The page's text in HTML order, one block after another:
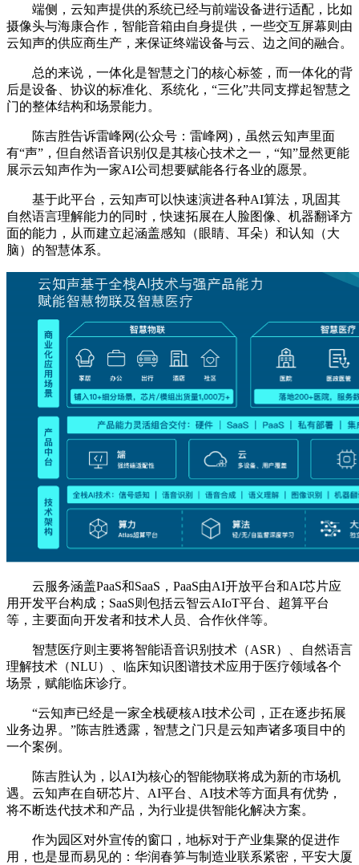
端侧，云知声提供的系统已经与前端设备进行适配，比如
摄像头与海康合作，智能音箱由自身提供，一些交互屏幕则由
云知声的供应商生产，来保证终端设备与云、边之间的融合。
总的来说，一体化是智慧之门的核心标签，而一体化的背
后是设备、协议的标准化、系统化，“三化”共同支撑起智慧之
门的整体结构和场景能力。
陈吉胜告诉雷峰网(公众号：雷峰网)，虽然云知声里面
有“声”，但自然语音识别仅是其核心技术之一，“知”显然更能
展示云知声作为一家AI公司想要赋能各行各业的愿景。
基于此平台，云知声可以快速演进各种AI算法，巩固其
自然语言理解能力的同时，快速拓展在人脸图像、机器翻译方
面的能力，从而建立起涵盖感知（眼睛、耳朵）和认知（大
脑）的智慧体系。
云服务涵盖PaaS和SaaS，PaaS由AI开放平台和AI芯片应
用开发平台构成；SaaS则包括云智云AIoT平台、超算平台
等，主要面向开发者和技术人员、合作伙伴等。
智慧医疗则主要将智能语音识别技术（ASR）、自然语言
理解技术（NLU）、临床知识图谱技术应用于医疗领域各个
场景，赋能临床诊疗。
“云知声已经是一家全栈硬核AI技术公司，正在逐步拓展
业务边界。”陈吉胜透露，智慧之门只是云知声诸多项目中的
一个案例。
陈吉胜认为，以AI为核心的智能物联将成为新的市场机
遇。云知声在自研芯片、AI平台、AI技术等方面具有优势，
将不断迭代技术和产品，为行业提供智能化解决方案。
作为园区对外宣传的窗口，地标对于产业集聚的促进作
用，也是显而易见的：华润春笋与制造业联系紧密，平安大厦